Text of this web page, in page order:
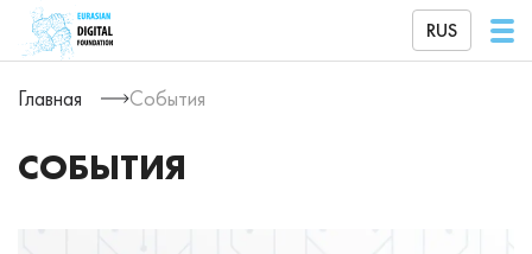
RUS
Главная События
СОБЫТИЯ